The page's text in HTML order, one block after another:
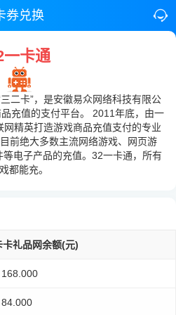
券兑换
一卡通
二卡”，是安徽易众网络科技有限公
充值的支付平台。 2011年底，由一
精英打造游戏商品充值支付的专业
前绝大多数主流网络游戏、网页游
电子产品的充值。32一卡通，所有
都能充。
卡礼品网余额(元)